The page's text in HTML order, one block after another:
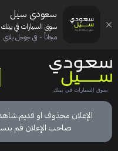
الإعلان محذوف او قديم.شاهد
صاحب الإعلان قم
سعودي سيل
سوق السيارات في بيتك
مجاناً - في جوجل بلاي